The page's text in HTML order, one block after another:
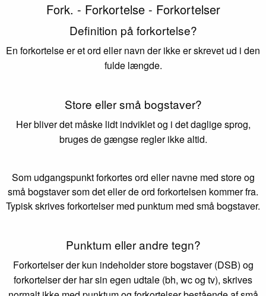
Fork. - Forkortelse - Forkortelser
Definition på forkortelse?
En forkortelse er et ord eller navn der ikke er skrevet ud i den
fulde længde.
Store eller små bogstaver?
Her bliver det måske lidt indviklet og i det daglige sprog,
bruges de gængse regler ikke altid.
Som udgangspunkt forkortes ord eller navne med store og
små bogstaver som det eller de ord forkortelsen kommer fra.
Typisk skrives forkortelser med punktum med små bogstaver.
Punktum eller andre tegn?
Forkortelser der kun indeholder store bogstaver (DSB) og
forkortelser der har sin egen udtale (bh, wc og tv), skrives